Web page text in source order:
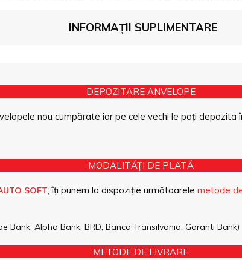
INFORMAȚII SUPLIMENTARE
DEPOZITARE ANVELOPE
nou cumpărate iar pe cele vechi le poți depozita
MODALITĂȚI DE PLATĂ
SOFT, îți punem la dispoziție următoarele metode
Bank, Alpha Bank, BRD, Banca Transilvania, Garanti Bank)
METODE DE LIVRARE